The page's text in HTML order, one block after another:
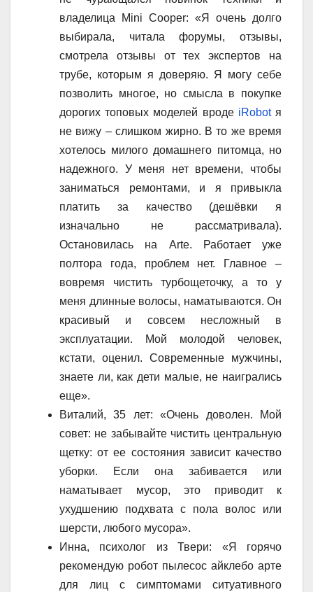
владелица Mini Cooper: «Я очень долго
выбирала, читала форумы, отзывы,
смотрела отзывы от тех экспертов на
трубе, которым я доверяю. Я могу себе
позволить многое, но смысла в покупке
дорогих топовых моделей вроде iRobotя
не вижу – слишком жирно. В то же время
хотелось милого домашнего питомца, но
надежного. У меня нет времени, чтобы
заниматься ремонтами, и я привыкла
платить за качество (дешёвки я
изначально не рассматривала).
Остановилась на Arte. Работает уже
полтора года, проблем нет. Главное –
вовремя чистить турбощеточку, а то у
меня длинные волосы, наматываются. Он
красивый и совсем несложный в
эксплуатации. Мой молодой человек,
кстати, оценил. Современные мужчины,
знаете ли, как дети малые, не наигрались
еще».
Виталий, 35 лет: «Очень доволен. Мой
совет: не забывайте чистить центральную
щетку: от ее состояния зависит качество
уборки. Если она забивается или
наматывает мусор, это приводит к
ухудшению подхвата с пола волос или
шерсти, любого мусора».
Инна, психолог из Твери: «Я горячо
рекомендую робот пылесос айклебо арте
для лиц с симптомами ситуативного